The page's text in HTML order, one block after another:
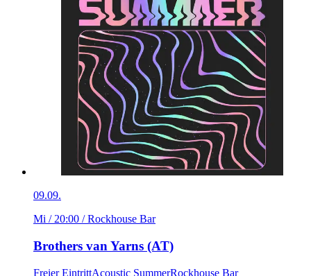
09.09.
Mi / 20:00 / Rockhouse Bar
Brothers van Yarns (AT)
Freier EintrittAcoustic SummerRockhouse Bar